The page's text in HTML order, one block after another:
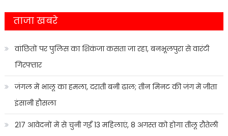
ताजा खबरे
वांछितों पर पुलिस का शिकंजा कसता जा रहा, बनभूलपुरा से वारंटी
गिरफ्तार
जंगल में भालू का हमला, दराती बनी ढाल; तीन मिनट की जंग में जीता
इंसानी हौसला
217 आवेदनों में से चुनी गईं 13 महिलाएं, 8 अगस्त को होगा तीलू रौतेली